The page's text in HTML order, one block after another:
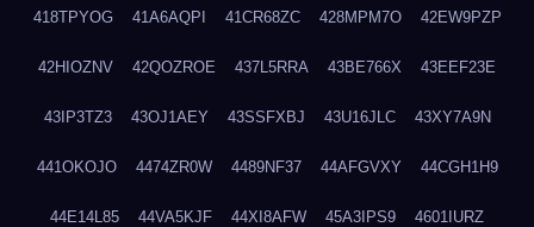
418TPYOG 41A6AQPI 41CR68ZC 428MPM7O 42EW9PZP
42HIOZNV 42QOZROE 437L5RRA 43BE766X 43EEF23E
43IP3TZ3 43OJ1AEY 43SSFXBJ 43U16JLC 43XY7A9N
441OKOJO 4474ZR0W 4489NF37 44AFGVXY 44CGH1H9
44E14L85 44VA5KJF 44XI8AFW 45A3IPS9 4601IURZ